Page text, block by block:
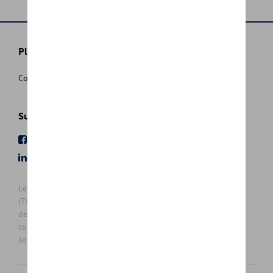
Plus d'informations
Conditions de vente
Suivez nous
Les prix affichés sur le présent site sont des prix recommandés
(TVAc), hors éventuels frais de montage. Pour connaitre le prix
de vente actuel et les éventuels frais de montage, veuillez
contacter votre concessionnaire/agent. Les prix recommandés
sont sujets à des changements sans préavis.